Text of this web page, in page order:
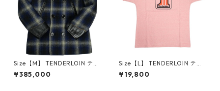
Size【M】 TENDERLOIN テン
ダーロイン 09AW T-PEA COA
T T-RAILCOAT Pコート ジャ
¥385,000
Size【L】 TENDERLOIN テン
ダーロイン T-RAGLAN TEE R
ED ラグランTシャツ 赤 【新古
¥19,800